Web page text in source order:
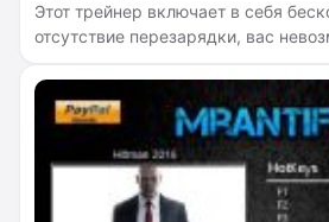
Этот трейнер включает в себя
отсутствие перезарядки, вас